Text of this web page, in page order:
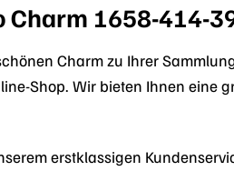
Charm 1658-414-
Charm zu Ihrer
Shop. Wir bieten Ihnen eine
erstklassigen